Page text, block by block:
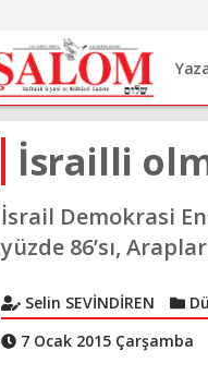
İsrailli
İsrail Demokrasi
yüzde 86’sı,
Selin SEVİNDİREN
7 Ocak 2015 Çarşamba